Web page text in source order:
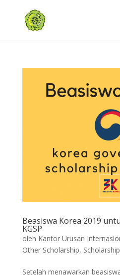
Beasiswa Korea 2019
KGSP
oleh Kantor Urusan
Other Scholarship,
Setelah menawarkan